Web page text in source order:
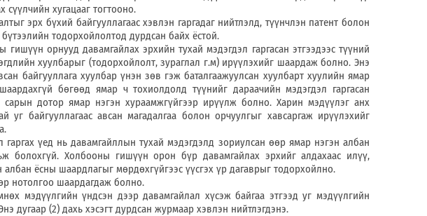
сүүлчийн хугацааг тогтооно.
бүхий байгууллагаас хэвлэн гаргадаг нийтлэлд, түүнчлэн патент болон
тодорхойлолтод дурдсан байх ёстой.
орнууд давамгайлах эрхийн тухай мэдэгдэл гаргасан этгээдээс түүний
хуулбарыг (тодорхойлолт, зураглал г.м) ирүүлэхийг шаардаж болно. Энэ
байгууллага хуулбар үнэн зөв гэж баталгаажуулсан хуулбарт хуулийн ямар
бөгөөд ямар ч тохиолдолд түүнийг дараачийн мэдэгдэл гаргасан
дотор ямар нэгэн хураамжгүйгээр ирүүлж болно. Харин мэдүүлэг анх
уг байгууллагаас авсан магадалгаа болон орчуулгыг хавсаргаж ирүүлэхийг
үед нь давамгайллын тухай мэдэгдэлд зориулсан өөр ямар нэгэн албан
болохгүй. Холбооны гишүүн орон бүр давамгайлах эрхийг алдахаас илүү,
албан ёсны шаардлагыг мөрдөхгүйгээс үүсгэх үр дагаврыг тодорхойлно.
шаардагдаж болно.
үндсэн дээр давамгайлал хүсэж байгаа этгээд уг мэдүүлгийн
дугаар (2) дахь хэсэгт дурдсан журмаар хэвлэн нийтлэгдэнэ.